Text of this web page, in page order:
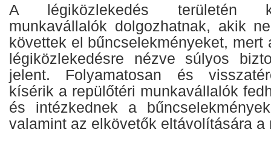
A légiközlekedés területén
munkavállalók dolgozhatnak, akik
követtek el bűncselekményeket, mert
légiközlekedésre nézve súlyos
jelent. Folyamatosan és
kísérik a repülőtéri munkavállalók
és intézkednek a
valamint az elkövetők eltávolítására a